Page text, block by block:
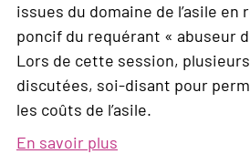
issues du domaine de l’asile
poncif du requérant « abuseur
Lors de cette session,
discutées, soi-disant pour
les coûts de l’asile.
En savoir plus